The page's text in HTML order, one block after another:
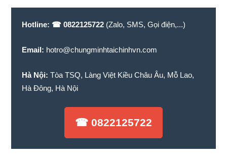
Hotline: ☎ 0822125722 (Zalo, SMS, Gọi điện,...)
Email: hotro@chungminhtaichinhvn.com
Hà Nội: Tòa TSQ, Làng Việt Kiều Châu Âu, Mỗ Lao,
Hà Đông, Hà Nội
☎ 0822125722